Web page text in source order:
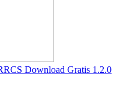
Download Gratis 1.2.0